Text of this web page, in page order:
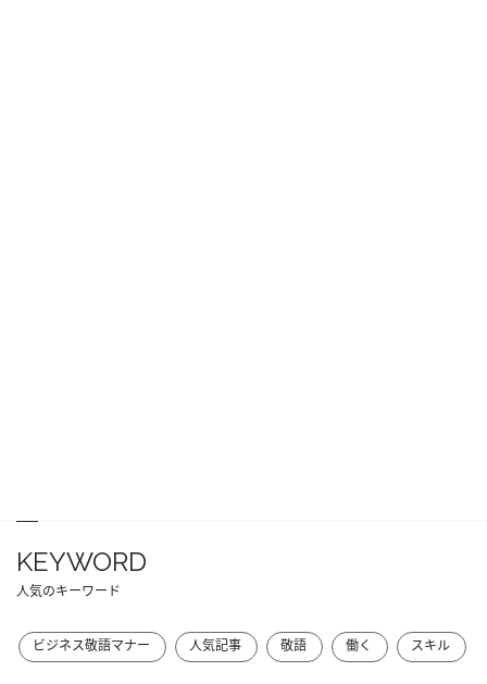
KEYWORD
人気のキーワード
ビジネス敬語マナー 人気記事 敬語 働く スキル